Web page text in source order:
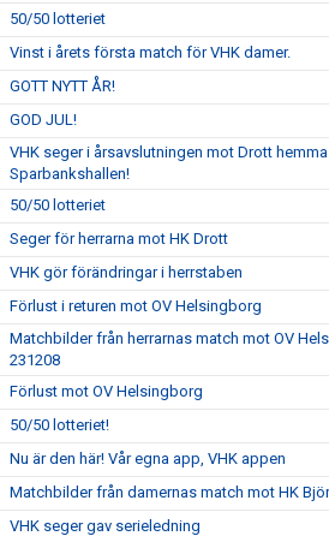
50/50 lotteriet
Vinst i årets första match för VHK damer.
GOTT NYTT ÅR!
GOD JUL!
VHK seger i årsavslutningen mot Drott
Sparbankshallen!
50/50 lotteriet
Seger för herrarna mot HK Drott
VHK gör förändringar i herrstaben
Förlust i returen mot OV Helsingborg
Matchbilder från herrarnas match mot OV
231208
Förlust mot OV Helsingborg
50/50 lotteriet!
Nu är den här! Vår egna app, VHK appen
Matchbilder från damernas match mot HK
VHK seger gav serieledning